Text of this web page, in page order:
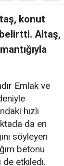
konut
belirtti. Altaş,
Emlak ve
hızlı
da en
söyleyen
betonu
etkiledi.